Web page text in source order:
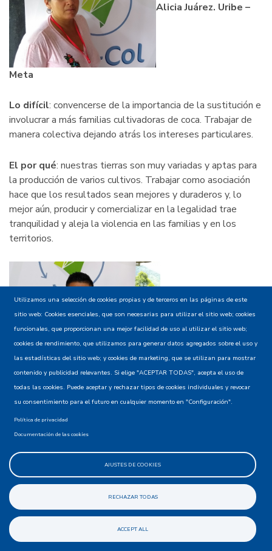
Alicia Juárez. Uribe –
Meta
Lo difícil: convencerse de la importancia de la sustitución e
involucrar a más familias cultivadoras de coca. Trabajar de
manera colectiva dejando atrás los intereses particulares.
El por qué: nuestras tierras son muy variadas y aptas para
la producción de varios cultivos. Trabajar como asociación
hace que los resultados sean mejores y duraderos y, lo
mejor aún, producir y comercializar en la legalidad trae
tranquilidad y aleja la violencia en las familias y en los
territorios.
Neyder Fernando
Culchac- Valle del Guamuez- Putumayo
violencia. Hacer que el joven se enamore de lo rural porque
sí es posible que en el campo existan opciones para su
futuro.
El por qué: no es una buena herencia que se deba
mantener en el campo del país. Al joven se le deben dar
mayores oportunidades en educación, salud, ingresos y
Utilizamos una selección de cookies propias y de terceros en las páginas de este
sitio web: Cookies esenciales, que son necesarias para utilizar el sitio web; cookies
funcionales, que proporcionan una mejor facilidad de uso al utilizar el sitio web;
cookies de rendimiento, que utilizamos para generar datos agregados sobre el uso y
las estadísticas del sitio web; y cookies de marketing, que se utilizan para mostrar
contenido y publicidad relevantes. Si elige "ACEPTAR TODAS", acepta el uso de
todas las cookies. Puede aceptar y rechazar tipos de cookies individuales y revocar
su consentimiento para el futuro en cualquier momento en "Configuración".
Política de privacidad
Documentación de las cookies
AJUSTES DE COOKIES
RECHAZAR TODAS
ACCEPT ALL